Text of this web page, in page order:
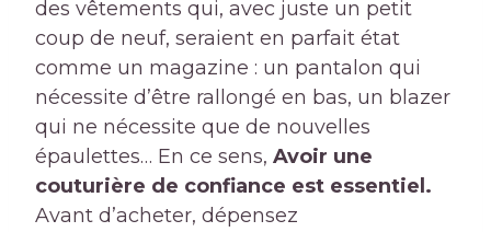
des vêtements qui, avec juste un petit
coup de neuf, seraient en parfait état
comme un magazine : un pantalon qui
nécessite d’être rallongé en bas, un blazer
qui ne nécessite que de nouvelles
épaulettes… En ce sens, Avoir une
couturière de confiance est essentiel.
Avant d’acheter, dépensez